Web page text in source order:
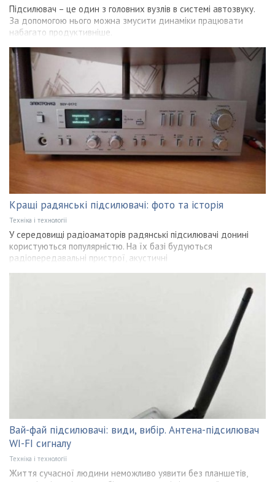
Підсилювач – це один з головних вузлів в системі автозвуку.
За допомогою нього можна змусити динаміки працювати
набагато продуктивніше.
Кращі радянські підсилювачі: фото та історія
Техніка і технології
У середовищі радіоаматорів радянські підсилювачі донині
користуються популярністю. На їх базі будуються
радіопередавальні пристрої, акустичні
Вай-фай підсилювачі: види, вибір. Антена-підсилювач
WI-FI сигналу
Техніка і технології
Життя сучасної людини неможливо уявити без планшетів,